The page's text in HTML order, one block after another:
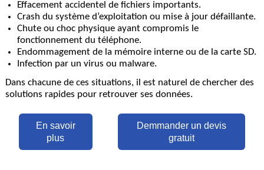
Effacement accidentel de fichiers importants.
Crash du système d’exploitation ou mise à jour défaillante.
Chute ou choc physique ayant compromis le
fonctionnement du téléphone.
Endommagement de la mémoire interne ou de la carte SD.
Infection par un virus ou malware.
Dans chacune de ces situations, il est naturel de chercher des
solutions rapides pour retrouver ses données.
En savoir
plus
Demmander un devis
gratuit